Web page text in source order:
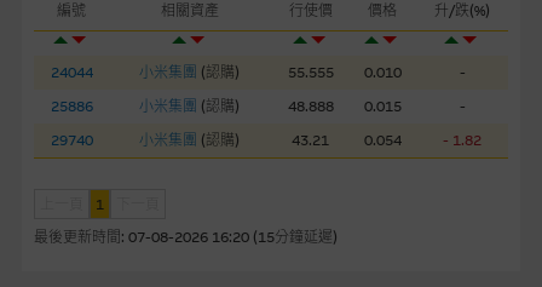
編號 相關資產 行使價 價格 升/跌(%)
24044 小米集團 (認購) 55.555 0.010
-
25886
小米集團 (認購) 48.888 0.015
-
29740
小米集團 (認購) 43.21 0.054 - 1.82
1
最後更新時間: 07-08-2026 16:20 (15分鐘延遲)
網站連結
本網站或載有連接非由麥格理集團管理的網站的連結。此等連結
理集團對此等網站的內容及所介紹的產品或服務，均無任何操控
權，因此對此等網站的內容及所介紹服務或產品是否準確或合
接的第三者查詢。此外，載有第三者網站的連結，不應視為該第
三者推介本網站。